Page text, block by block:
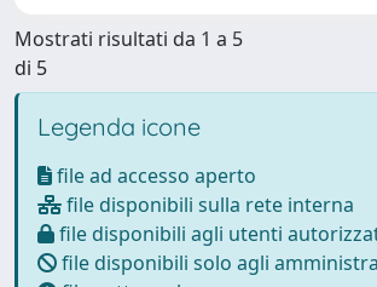
Mostrati risultati da 1 a 5
di 5
Legenda icone
file ad accesso aperto
file disponibili sulla rete interna
file disponibili agli utenti
file disponibili solo agli